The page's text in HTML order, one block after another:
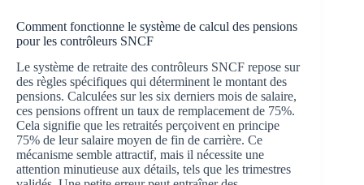
Comment fonctionne le système de calcul des pensions
pour les contrôleurs SNCF
Le système de retraite des contrôleurs SNCF repose sur
des règles spécifiques qui déterminent le montant des
pensions. Calculées sur les six derniers mois de salaire,
ces pensions offrent un taux de remplacement de 75%.
Cela signifie que les retraités perçoivent en principe
75% de leur salaire moyen de fin de carrière. Ce
mécanisme semble attractif, mais il nécessite une
attention minutieuse aux détails, tels que les trimestres